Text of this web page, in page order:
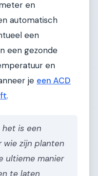
en
automatisch
een
een gezonde
en
je een ACD
.
het is een
wie zijn planten
ultieme manier
te laten